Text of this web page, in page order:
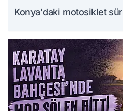
Konya'daki motosiklet